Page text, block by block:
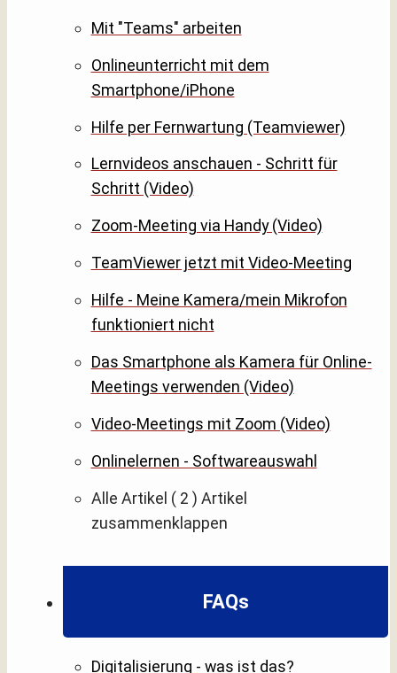
Mit "Teams" arbeiten
Onlineunterricht mit dem
Smartphone/iPhone
Hilfe per Fernwartung (Teamviewer)
Lernvideos anschauen - Schritt für
Schritt (Video)
Zoom-Meeting via Handy (Video)
TeamViewer jetzt mit Video-Meeting
Hilfe - Meine Kamera/mein Mikrofon
funktioniert nicht
Das Smartphone als Kamera für Online-
Meetings verwenden (Video)
Video-Meetings mit Zoom (Video)
Onlinelernen - Softwareauswahl
Alle Artikel ( 2 ) Artikel
zusammenklappen
FAQs
Digitalisierung - was ist das?